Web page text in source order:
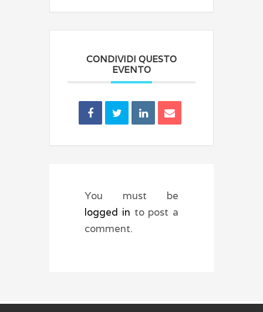
CONDIVIDI QUESTO
EVENTO
You must be
logged in to post a
comment.